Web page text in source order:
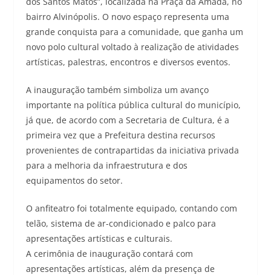
bairro Alvinópolis. O novo espaço representa uma
grande conquista para a comunidade, que ganha um
novo polo cultural voltado à realização de atividades
artísticas, palestras, encontros e diversos eventos.
A inauguração também simboliza um avanço
importante na política pública cultural do município,
já que, de acordo com a Secretaria de Cultura, é a
primeira vez que a Prefeitura destina recursos
provenientes de contrapartidas da iniciativa privada
para a melhoria da infraestrutura e dos
equipamentos do setor.
O anfiteatro foi totalmente equipado, contando com
telão, sistema de ar-condicionado e palco para
apresentações artísticas e culturais.
A cerimônia de inauguração contará com
apresentações artísticas, além da presença de